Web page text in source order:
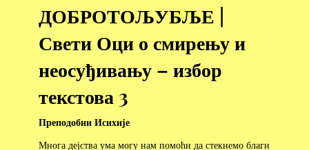
ДОБРОТОЉУБЉЕ |
Свети Оци о смирењу и
неосуђивању – избор
текстова 3
Преподобни Исихије
Многа дејства ума могу нам помоћи да стекнемо благи